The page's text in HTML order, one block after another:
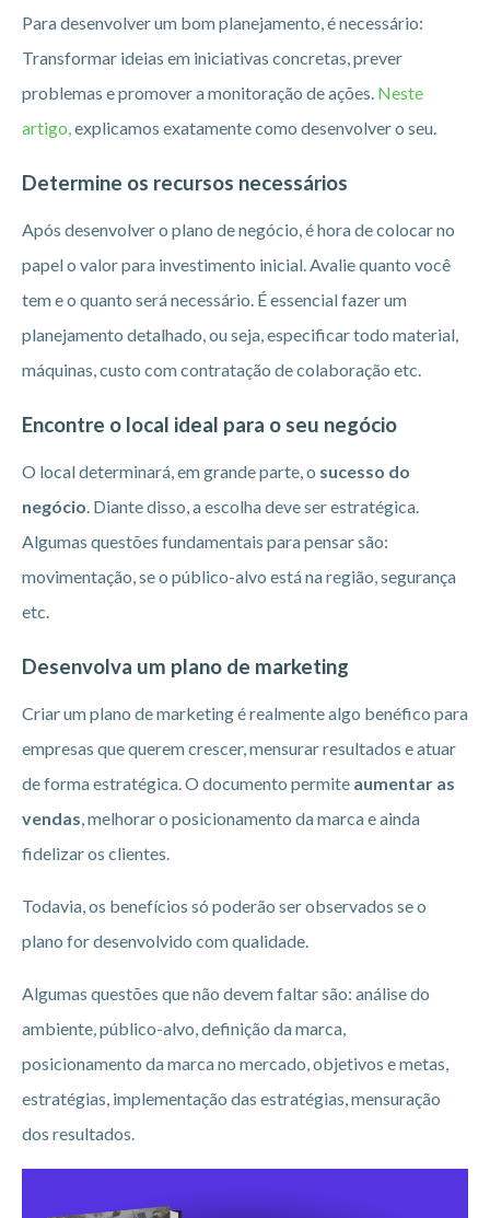
Para desenvolver um bom planejamento, é necessário:
Transformar ideias em iniciativas concretas, prever
problemas e promover a monitoração de ações. Neste
artigo, explicamos exatamente como desenvolver o seu.
Determine os recursos necessários
Após desenvolver o plano de negócio, é hora de colocar no
papel o valor para investimento inicial. Avalie quanto você
tem e o quanto será necessário. É essencial fazer um
planejamento detalhado, ou seja, especificar todo material,
máquinas, custo com contratação de colaboração etc.
Encontre o local ideal para o seu negócio
O local determinará, em grande parte, o sucesso do
negócio . Diante disso, a escolha deve ser estratégica.
Algumas questões fundamentais para pensar são:
movimentação, se o público-alvo está na região, segurança
etc.
Desenvolva um plano de marketing
Criar um plano de marketing é realmente algo benéfico para
empresas que querem crescer, mensurar resultados e atuar
de forma estratégica. O documento permite aumentar as
vendas , melhorar o posicionamento da marca e ainda
fidelizar os clientes.
Todavia, os benefícios só poderão ser observados se o
plano for desenvolvido com qualidade.
Algumas questões que não devem faltar são: análise do
ambiente, público-alvo, definição da marca,
posicionamento da marca no mercado, objetivos e metas,
estratégias, implementação das estratégias, mensuração
dos resultados.